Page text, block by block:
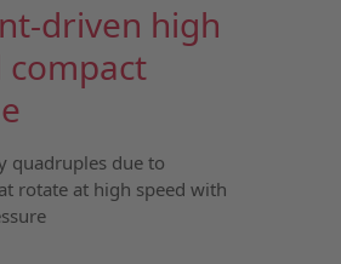
driven high
compact
quadruples due to
rotate at high speed with